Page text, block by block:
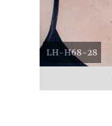
LH-H68-28